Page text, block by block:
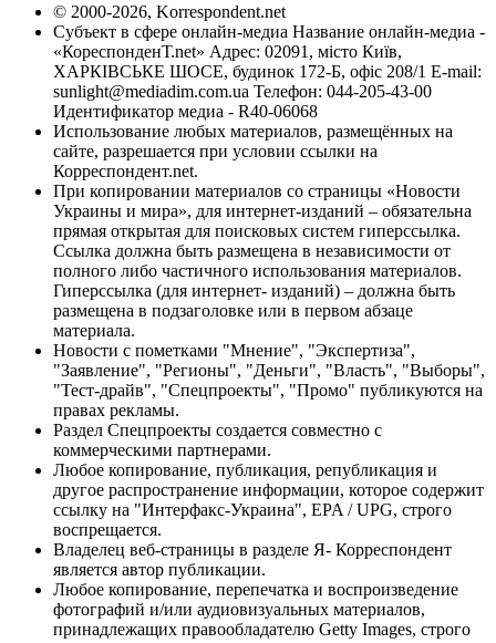
© 2000-2026, Korrespondent.net
Субъект в сфере онлайн-медиа Название онлайн-медиа -
«КореспонденТ.net» Адрес: 02091, місто Київ,
ХАРКІВСЬКЕ ШОСЕ, будинок 172-Б, офіс 208/1 E-mail:
sunlight@mediadim.com.ua Телефон: 044-205-43-00
Идентификатор медиа - R40-06068
Использование любых материалов, размещённых на
сайте, разрешается при условии ссылки на
Корреспондент.net.
При копировании материалов со страницы «Новости
Украины и мира», для интернет-изданий – обязательна
прямая открытая для поисковых систем гиперссылка.
Ссылка должна быть размещена в независимости от
полного либо частичного использования материалов.
Гиперссылка (для интернет- изданий) – должна быть
размещена в подзаголовке или в первом абзаце
материала.
Новости с пометками "Мнение", "Экспертиза",
"Заявление", "Регионы", "Деньги", "Власть", "Выборы",
"Тест-драйв", "Спецпроекты", "Промо" публикуются на
правах рекламы.
Раздел Спецпроекты создается совместно с
коммерческими партнерами.
Любое копирование, публикация, републикация и
другое распространение информации, которое содержит
ссылку на "Интерфакс-Украина", EPA / UPG, строго
воспрещается.
Владелец веб-страницы в разделе Я- Корреспондент
является автор публикации.
Любое копирование, перепечатка и воспроизведение
фотографий и/или аудиовизуальных материалов,
принадлежащих правообладателю Getty Images, строго